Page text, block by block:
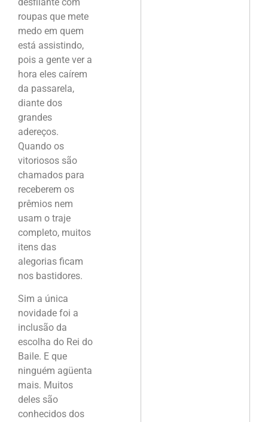
roupas que mete
medo em quem
está assistindo,
pois a gente ver a
hora eles caírem
da passarela,
diante dos
grandes
adereços.
Quando os
vitoriosos são
chamados para
receberem os
prêmios nem
usam o traje
completo, muitos
itens das
alegorias ficam
nos bastidores.
Sim a única
novidade foi a
inclusão da
escolha do Rei do
Baile. E que
ninguém agüenta
mais. Muitos
deles são
conhecidos dos